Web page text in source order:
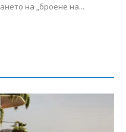
на „броене на...